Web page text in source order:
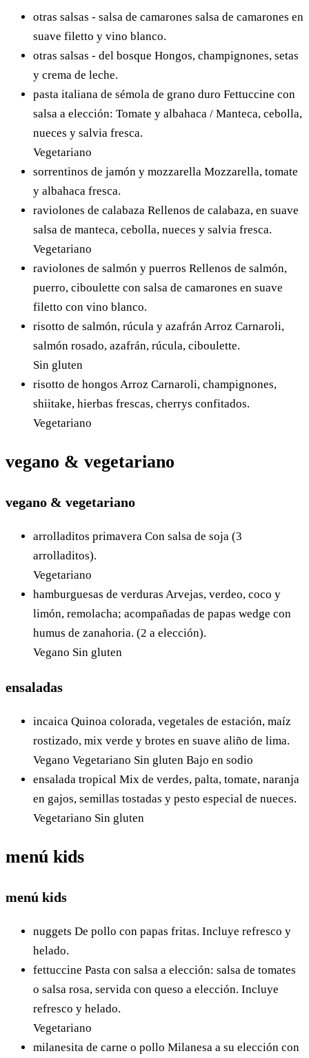
otras salsas - salsa de camarones salsa de camarones en
suave filetto y vino blanco.
otras salsas - del bosque Hongos, champignones, setas
y crema de leche.
pasta italiana de sémola de grano duro Fettuccine con
salsa a elección: Tomate y albahaca / Manteca, cebolla,
nueces y salvia fresca.
Vegetariano
sorrentinos de jamón y mozzarella Mozzarella, tomate
y albahaca fresca.
raviolones de calabaza Rellenos de calabaza, en suave
salsa de manteca, cebolla, nueces y salvia fresca.
Vegetariano
raviolones de salmón y puerros Rellenos de salmón,
puerro, ciboulette con salsa de camarones en suave
filetto con vino blanco.
risotto de salmón, rúcula y azafránArroz Carnaroli,
salmón rosado, azafrán, rúcula, ciboulette.
Sin gluten
risotto de hongos Arroz Carnaroli, champignones,
shiitake, hierbas frescas, cherrys confitados.
Vegetariano
vegano & vegetariano
vegano & vegetariano
arrolladitos primavera Con salsa de soja (3
arrolladitos).
Vegetariano
hamburguesas de verduras Arvejas, verdeo, coco y
limón, remolacha; acompañadas de papas wedge con
humus de zanahoria. (2 a elección).
Vegano Sin gluten
ensaladas
incaica Quinoa colorada, vegetales de estación, maíz
rostizado, mix verde y brotes en suave aliño de lima.
Vegano Vegetariano Sin gluten Bajo en sodio
ensalada tropical Mix de verdes, palta, tomate, naranja
en gajos, semillas tostadas y pesto especial de nueces.
Vegetariano Sin gluten
menú kids
menú kids
nuggets De pollo con papas fritas. Incluye refresco y
helado.
fettuccine Pasta con salsa a elección: salsa de tomates
o salsa rosa, servida con queso a elección. Incluye
refresco y helado.
Vegetariano
milanesita de carne o pollo Milanesa a su elección con